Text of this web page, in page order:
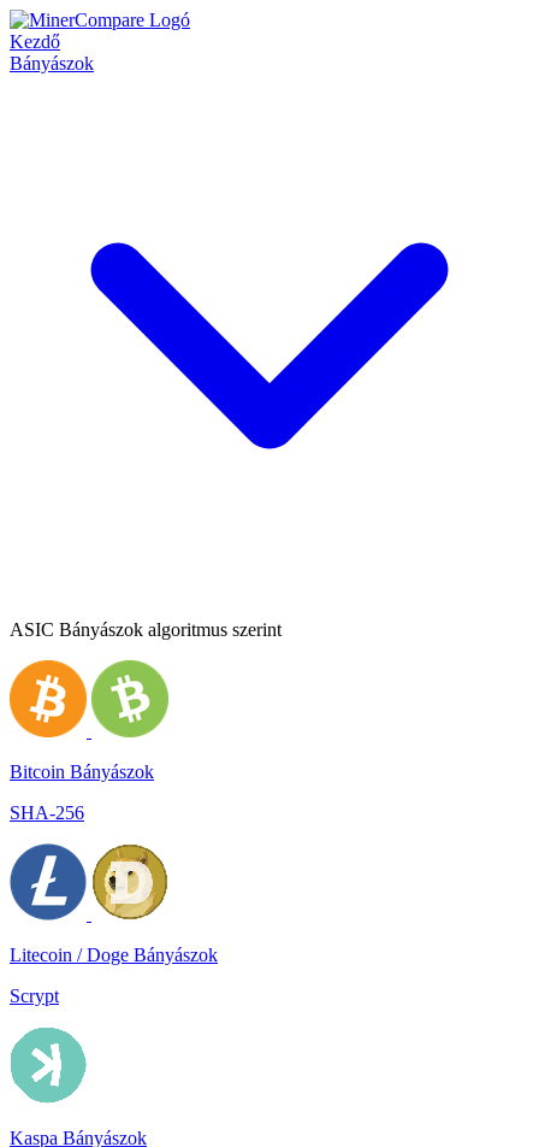
Kezdő
Bányászok
ASIC Bányászok algoritmus szerint
Bitcoin Bányászok
SHA-256
Litecoin / Doge Bányászok
Scrypt
Kaspa Bányászok